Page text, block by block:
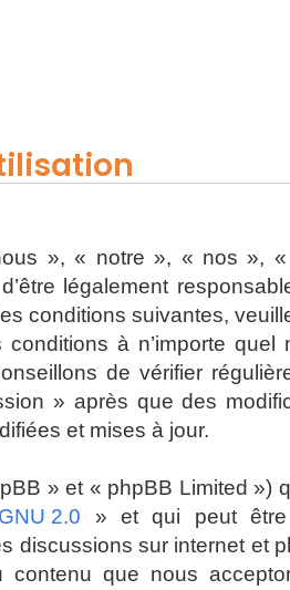
», « notre », « nos », «
légalement
conditions suivantes,
à n’importe quel
de vérifier
» après que des
et mises à jour.
» et « phpBB Limited »)
2.0 » et qui peut être
discussions sur internet et
que nous